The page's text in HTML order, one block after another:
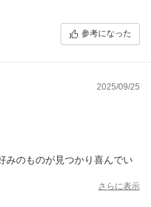
参考になった
2025/09/25
みのものが見つかり喜んでい
さらに表示